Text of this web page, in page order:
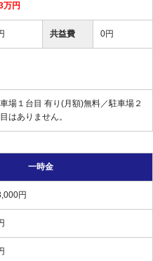
万円
共益費 0円
場１台目 有り(月額)無料／駐車場２
はありません。
一時金
円